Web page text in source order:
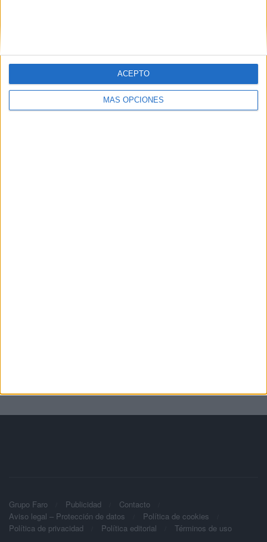
MÁS OPCIONES
ACEPTO
Grupo Faro Publicidad
Contacto
Aviso legal – Protección de datos
Política de cookies
Política de privacidad
Política editorial Términos de uso